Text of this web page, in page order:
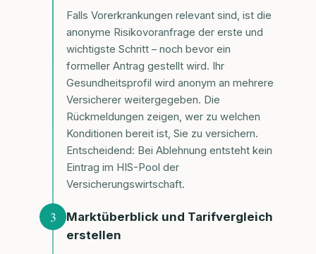
Falls Vorerkrankungen relevant sind, ist die
anonyme Risikovoranfrage der erste und
wichtigste Schritt – noch bevor ein
formeller Antrag gestellt wird. Ihr
Gesundheitsprofil wird anonym an mehrere
Versicherer weitergegeben. Die
Rückmeldungen zeigen, wer zu welchen
Konditionen bereit ist, Sie zu versichern.
Entscheidend: Bei Ablehnung entsteht kein
Eintrag im HIS-Pool der
Versicherungswirtschaft.
3
Marktüberblick und Tarifvergleich
erstellen